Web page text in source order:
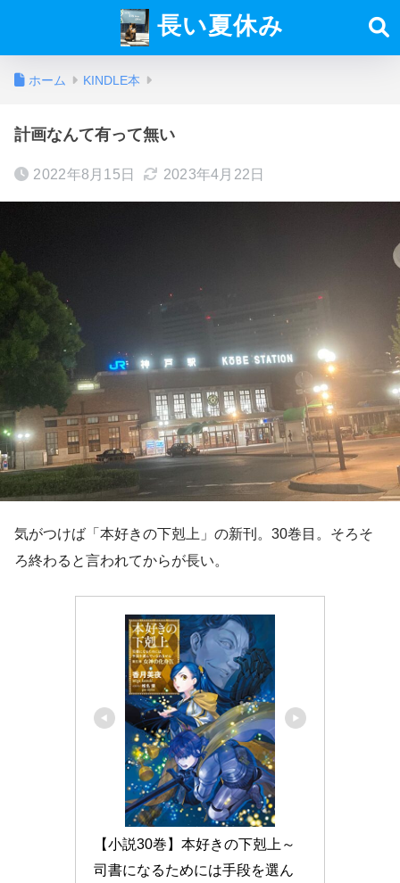
長い夏休み
ホーム KINDLE本
計画なんて有って無い
2022年8月15日 2023年4月22日
気がつけば「本好きの下剋上」の新刊。30巻目。そろそ
ろ終わると言われてからが長い。
【小説30巻】本好きの下剋上～
司書になるためには手段を選ん